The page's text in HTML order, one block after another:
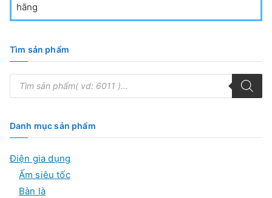
hãng
Tìm sản phẩm
T
m
ế
m
s
n
Danh mục sản phẩm
Điện gia dụng
Ấm siêu tốc
Bàn là